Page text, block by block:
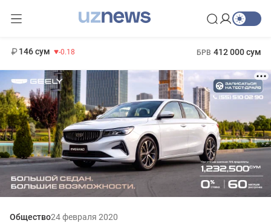
146 сум -0.18 БРВ 412 000 сум
Общество24 февраля 2020